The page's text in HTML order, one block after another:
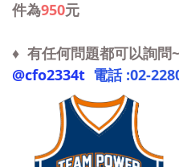
件為950元
♦ 有任何問題都可以詢問
@cfo2334t 電話 :02-